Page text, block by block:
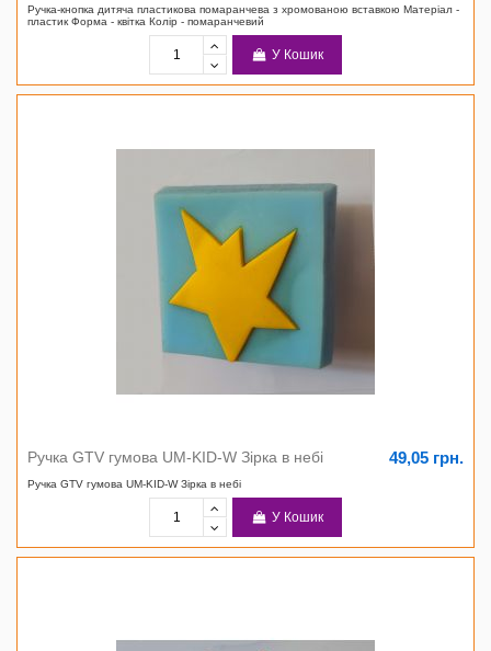
Ручка-кнопка дитяча пластикова помаранчева з хромованою вставкою Матеріал -
пластик Форма - квітка Колір - помаранчевий
У Кошик
Ручка GTV гумова UM-KID-W Зірка в небі 49,05 грн.
Ручка GTV гумова UM-KID-W Зірка в небі
У Кошик